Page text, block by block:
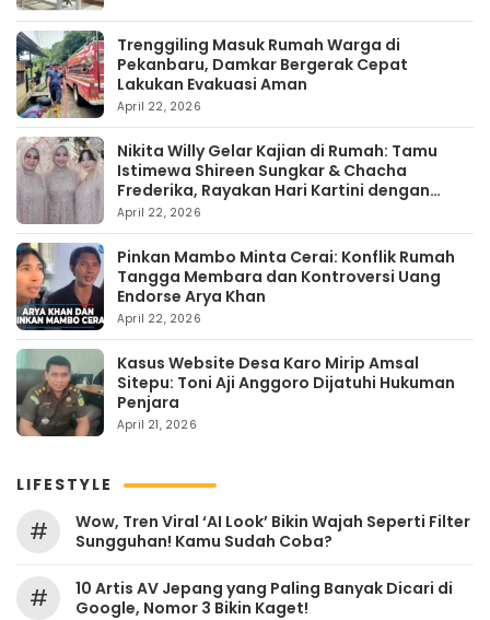
Trenggiling Masuk Rumah Warga di
Pekanbaru, Damkar Bergerak Cepat
Lakukan Evakuasi Aman
April 22, 2026
Nikita Willy Gelar Kajian di Rumah: Tamu
Istimewa Shireen Sungkar & Chacha
Frederika, Rayakan Hari Kartini dengan
Kehangatan
April 22, 2026
Pinkan Mambo Minta Cerai: Konflik Rumah
Tangga Membara dan Kontroversi Uang
Endorse Arya Khan
April 22, 2026
Kasus Website Desa Karo Mirip Amsal
Sitepu: Toni Aji Anggoro Dijatuhi Hukuman
Penjara
April 21, 2026
LIFESTYLE
#
Wow, Tren Viral ‘AI Look’ Bikin Wajah Seperti Filter
Sungguhan! Kamu Sudah Coba?
#
10 Artis AV Jepang yang Paling Banyak Dicari di
Google, Nomor 3 Bikin Kaget!